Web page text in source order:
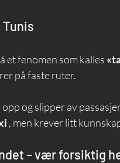
Tunis
et fenomen som kalles
på faste ruter.
og slipper av
, men krever litt
– vær forsiktig